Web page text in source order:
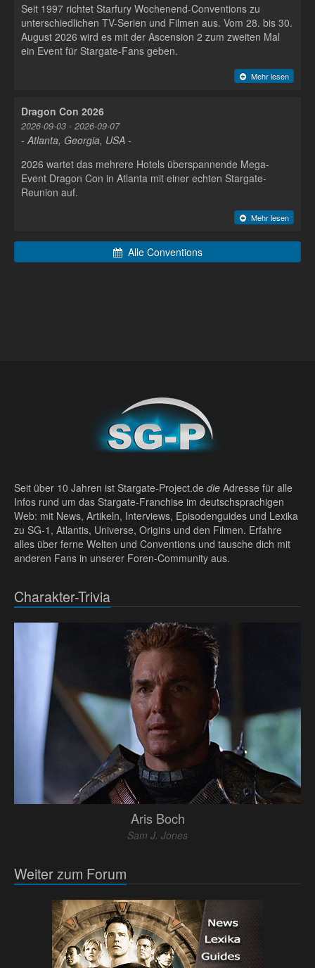
Seit 1997 richtet Starfury Wochenend-Conventions zu
unterschiedlichen TV-Serien und Filmen aus. Vom 28. bis 30.
August 2026 wird es mit der Ascension 2 zum zweiten Mal
ein Event für Stargate-Fans geben.
Mehr lesen
Dragon Con 2026
2026-09-03 - 2026-09-07
- Atlanta, Georgia, USA -
2026 wartet das mehrere Hotels überspannende Mega-
Event Dragon Con in Atlanta mit einer echten Stargate-
Reunion auf.
Mehr lesen
Alle Conventions
Seit über 10 Jahren ist Stargate-Project.de die Adresse für alle
Infos rund um das Stargate-Franchise im deutschsprachigen
Web: mit News, Artikeln, Interviews, Episodenguides und Lexika
zu SG-1, Atlantis, Universe, Origins und den Filmen. Erfahre
alles über ferne Welten und Conventions und tausche dich mit
anderen Fans in unserer Foren-Community aus.
Charakter-Trivia
Aris Boch
Sam J. Jones
Weiter zum Forum